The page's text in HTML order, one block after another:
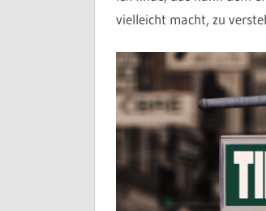
vielleicht macht, zu